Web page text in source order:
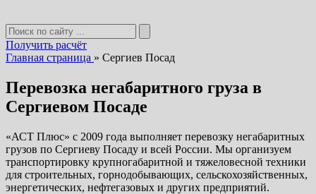
Получить расчёт
Главная страница » Сергиев Посад
Перевозка негабаритного груза в
Сергиевом Посаде
«АСТ Плюс» с 2009 года выполняет перевозку негабаритных
грузов по Сергиеву Посаду и всей России. Мы организуем
транспортировку крупногабаритной и тяжеловесной техники
для строительных, горнодобывающих, сельскохозяйственных,
энергетических, нефтегазовых и других предприятий.